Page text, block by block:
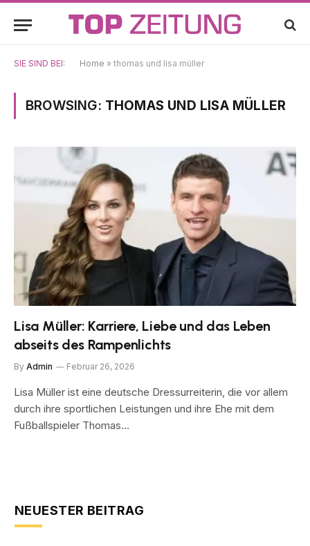
SIE SIND BEI: Home » thomas und lisa müller
BROWSING: THOMAS UND LISA MÜLLER
Lisa Müller: Karriere, Liebe und das Leben
abseits des Rampenlichts
By Admin Februar 26, 2026
Lisa Müller ist eine deutsche Dressurreiterin, die vor allem
durch ihre sportlichen Leistungen und ihre Ehe mit dem
Fußballspieler Thomas…
NEUESTER BEITRAG